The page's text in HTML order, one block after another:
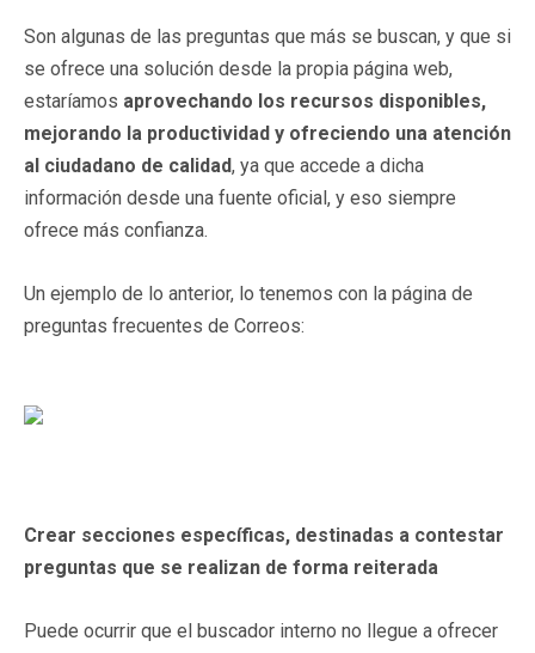
Son algunas de las preguntas que más se buscan, y que si
se ofrece una solución desde la propia página web,
estaríamos aprovechando los recursos disponibles,
mejorando la productividad y ofreciendo una atención
al ciudadano de calidad, ya que accede a dicha
información desde una fuente oficial, y eso siempre
ofrece más confianza.
Un ejemplo de lo anterior, lo tenemos con la página de
preguntas frecuentes de Correos:
Crear secciones específicas, destinadas a contestar
preguntas que se realizan de forma reiterada
Puede ocurrir que el buscador interno no llegue a ofrecer